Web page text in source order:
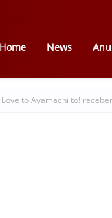
Home News
to Ayamachi to!